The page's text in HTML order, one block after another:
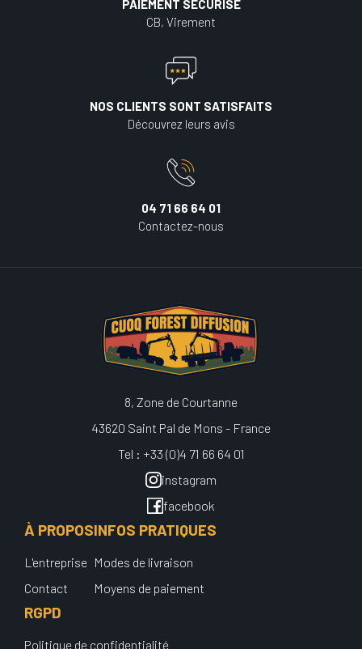
PAIEMENT SÉCURISÉ
CB, Virement
NOS CLIENTS SONT SATISFAITS
Découvrez leurs avis
04 71 66 64 01
Contactez-nous
8, Zone de Courtanne
43620 Saint Pal de Mons - France
Tel : +33 (0)4 71 66 64 01
instagram
facebook
À PROPOS
L'entreprise
Contact
INFOS PRATIQUES
Modes de livraison
Moyens de paiement
RGPD
Politique de confidentialité